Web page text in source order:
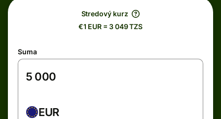
Stredový kurz
€1 EUR = 3 049 TZS
Suma
EUR